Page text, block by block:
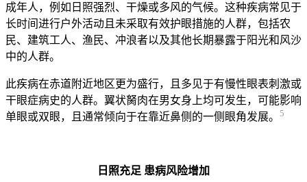
成年人，例如日照强烈、干燥或多风的气候。这种疾病常见于
长时间进行户外活动且未采取有效护眼措施的人群，包括农
民、建筑工人、渔民、冲浪者以及其他长期暴露于阳光和风沙
中的人群。
此疾病在赤道附近地区更为盛行，且多见于有慢性眼表刺激或
干眼症病史的人群。翼状胬肉在男女身上均可发生，可能影响
单眼或双眼，且通常倾向于在靠近鼻侧的一侧眼角发展。 5
日照充足 患病风险增加